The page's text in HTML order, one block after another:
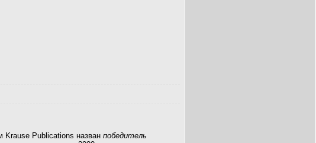
Krause Publications назван победитель